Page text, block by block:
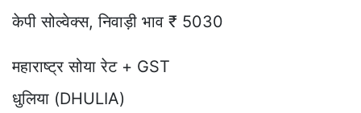
केपी सोल्वेक्स, निवाड़ी भाव ₹ 5030
महाराष्ट्र सोया रेट + GST
धुलिया (DHULIA)